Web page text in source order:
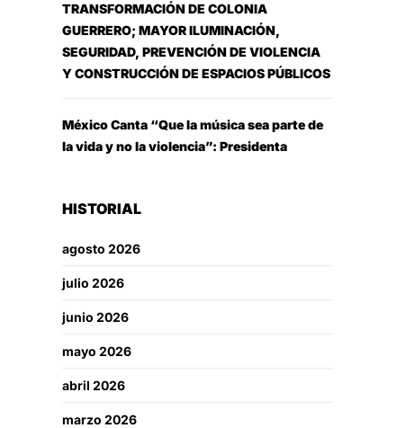
TRANSFORMACIÓN DE COLONIA
GUERRERO; MAYOR ILUMINACIÓN,
SEGURIDAD, PREVENCIÓN DE VIOLENCIA
Y CONSTRUCCIÓN DE ESPACIOS PÚBLICOS
México Canta “Que la música sea parte de
la vida y no la violencia”: Presidenta
HISTORIAL
agosto 2026
julio 2026
junio 2026
mayo 2026
abril 2026
marzo 2026